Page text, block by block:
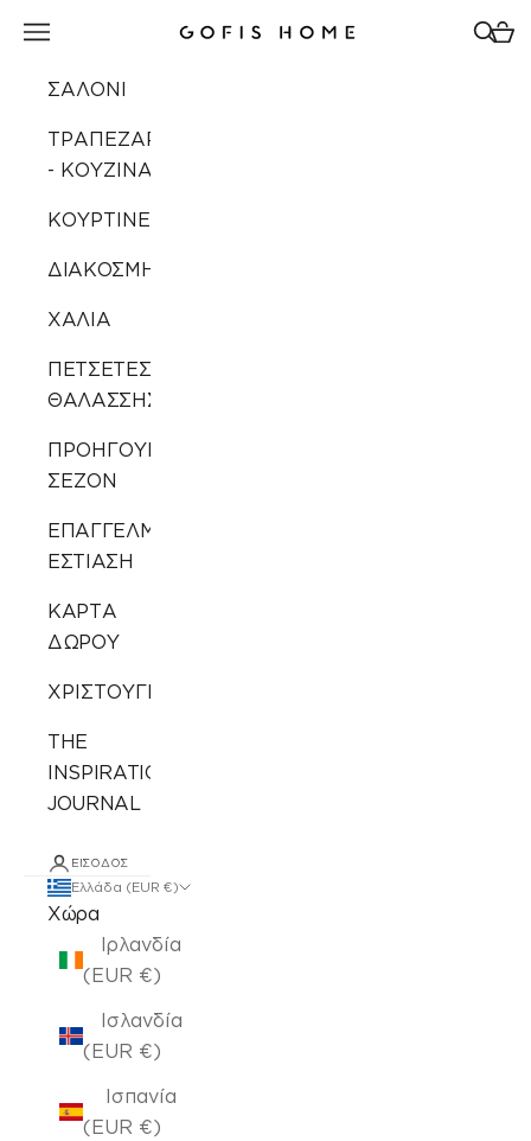
Gofis Home
Άνοιγμα μενού πλοήγησης
ΣΑΛΟΝΙ
ΤΡΑΠΕΖΑΡΙΑ
- ΚΟΥΖΙΝΑ
ΚΟΥΡΤΙΝΕΣ
ΔΙΑΚΟΣΜΗΣΗ
ΧΑΛΙΑ
ΠΕΤΣΕΤΕΣ
ΘΑΛΑΣΣΗΣ
ΠΡΟΗΓΟΥΜΕΝΩΝ
ΣΕΖΟΝ
ΕΠΑΓΓΕΛΜΑΤΙΚΗ
ΕΣΤΙΑΣΗ
ΚΑΡΤΑ
ΔΩΡΟΥ
ΧΡΙΣΤΟΥΓΕΝΝΙΑΤΙΚΑ
THE
INSPIRATION
JOURNAL
ΕΊΣΟΔΟΣ
Ελλάδα (EUR €)
Χώρα
Ιρλανδία
(EUR €)
Ισλανδία
(EUR €)
Ισπανία
(EUR €)